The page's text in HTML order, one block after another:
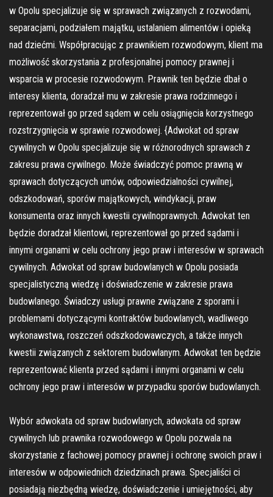
w Opolu specjalizuje się w sprawach związanych z rozwodami,
separacjami, podziałem majątku, ustalaniem alimentów i opieką
nad dziećmi. Współpracując z prawnikiem rozwodowym, klient ma
możliwość skorzystania z profesjonalnej pomocy prawnej i
wsparcia w procesie rozwodowym. Prawnik ten będzie dbał o
interesy klienta, doradzał mu w zakresie prawa rodzinnego i
reprezentował go przed sądem w celu osiągnięcia korzystnego
rozstrzygnięcia w sprawie rozwodowej. {Adwokat od spraw
cywilnych w Opolu specjalizuje się w różnorodnych sprawach z
zakresu prawa cywilnego. Może świadczyć pomoc prawną w
sprawach dotyczących umów, odpowiedzialności cywilnej,
odszkodowań, sporów majątkowych, windykacji, praw
konsumenta oraz innych kwestii cywilnoprawnych. Adwokat ten
będzie doradzał klientowi, reprezentował go przed sądami i
innymi organami w celu ochrony jego praw i interesów w sprawach
cywilnych. Adwokat od spraw budowlanych w Opolu posiada
specjalistyczną wiedzę i doświadczenie w zakresie prawa
budowlanego. Świadczy usługi prawne związane z sporami i
problemami dotyczącymi kontraktów budowlanych, wadliwego
wykonawstwa, roszczeń odszkodowawczych, a także innych
kwestii związanych z sektorem budowlanym. Adwokat ten będzie
reprezentować klienta przed sądami i innymi organami w celu
ochrony jego praw i interesów w przypadku sporów budowlanych.
Wybór adwokata od spraw budowlanych, adwokata od spraw
cywilnych lub prawnika rozwodowego w Opolu pozwala na
skorzystanie z fachowej pomocy prawnej i ochronę swoich praw i
interesów w odpowiednich dziedzinach prawa. Specjaliści ci
posiadają niezbędną wiedzę, doświadczenie i umiejętności, aby